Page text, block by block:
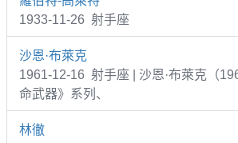
1933-11-26 射手座
沙恩·布萊克
1961-12-16 射手座 | 沙恩·布萊克（
命武器》系列、
林徹